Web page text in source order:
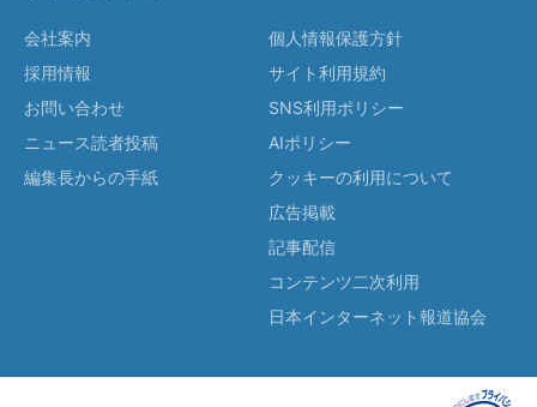
会社案内
採用情報
お問い合わせ
ニュース読者投稿
編集長からの手紙
個人情報保護方針
サイト利用規約
SNS利用ポリシー
AIポリシー
クッキーの利用について
広告掲載
記事配信
コンテンツ二次利用
日本インターネット報道協会